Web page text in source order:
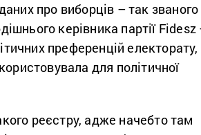
про виборців – так званого
керівника партії Fidesz
преференцій електорату,
для політичної
реєстру, адже начебто там